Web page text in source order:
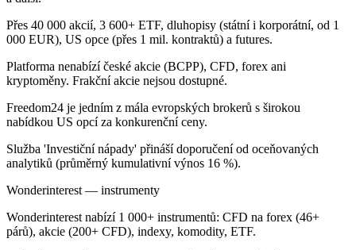
Přes 40 000 akcií, 3 600+ ETF, dluhopisy (státní i korporátní, od 1
000 EUR), US opce (přes 1 mil. kontraktů) a futures.
Platforma nenabízí české akcie (BCPP), CFD, forex ani
kryptoměny. Frakční akcie nejsou dostupné.
Freedom24 je jedním z mála evropských brokerů s širokou
nabídkou US opcí za konkurenční ceny.
Služba 'Investiční nápady' přináší doporučení od oceňovaných
analytiků (průměrný kumulativní výnos 16 %).
Wonderinterest — instrumenty
Wonderinterest nabízí 1 000+ instrumentů: CFD na forex (46+
párů), akcie (200+ CFD), indexy, komodity, ETF.